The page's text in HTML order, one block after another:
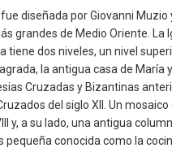
fue diseñada por Giovanni
grandes de Medio Oriente.
tiene dos niveles, un nivel
la antigua casa de
Cruzadas y Bizantinas
del siglo XII. Un
y, a su lado, una antigua
pequeña conocida como la